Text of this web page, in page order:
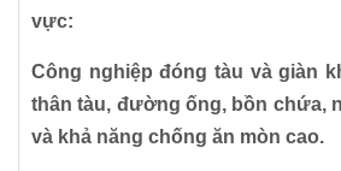
vực:
Công nghiệp đóng tàu và giàn
thân tàu, đường ống, bồn chứa,
và khả năng chống ăn mòn cao.